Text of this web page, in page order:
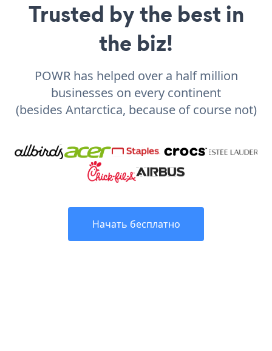
Trusted by the best in
the biz!
POWR has helped over a half million
businesses on every continent
(besides Antarctica, because of course not)
Начать бесплатно